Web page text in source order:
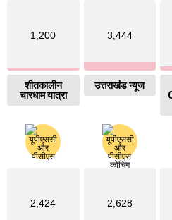
1,200
शीतकालीन
चारधाम यात्रा
3,444
उत्तराखंड न्यूज
2,424 2,628